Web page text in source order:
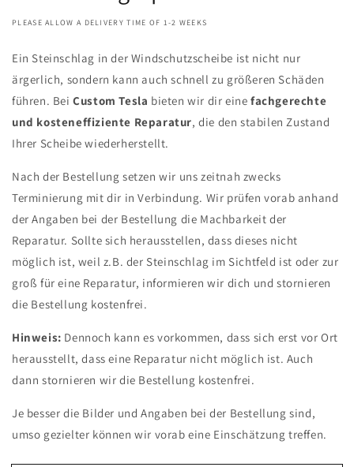
PLEASE ALLOW A DELIVERY TIME OF 1-2 WEEKS
Ein Steinschlag in der Windschutzscheibe ist nicht nur
ärgerlich, sondern kann auch schnell zu größeren Schäden
führen. BeiCustom Tesla bieten wir dir einefachgerechte
und kosteneffiziente Reparatur, die den stabilen Zustand
Ihrer Scheibe wiederherstellt.
Nach der Bestellung setzen wir uns zeitnah zwecks
Terminierung mit dir in Verbindung. Wir prüfen vorab anhand
der Angaben bei der Bestellung die Machbarkeit der
Reparatur. Sollte sich herausstellen, dass dieses nicht
möglich ist, weil z.B. der Steinschlag im Sichtfeld ist oder zur
groß für eine Reparatur, informieren wir dich und stornieren
die Bestellung kostenfrei.
Hinweis: Dennoch kann es vorkommen, dass sich erst vor Ort
herausstellt, dass eine Reparatur nicht möglich ist. Auch
dann stornieren wir die Bestellung kostenfrei.
Je besser die Bilder und Angaben bei der Bestellung sind,
umso gezielter können wir vorab eine Einschätzung treffen.